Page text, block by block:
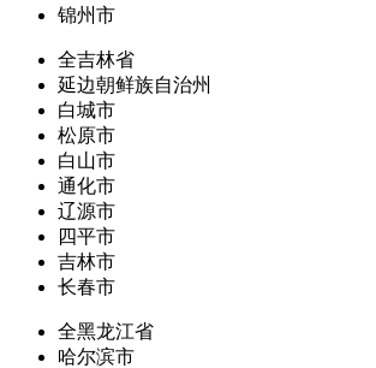
锦州市
全吉林省
延边朝鲜族自治州
白城市
松原市
白山市
通化市
辽源市
四平市
吉林市
长春市
全黑龙江省
哈尔滨市